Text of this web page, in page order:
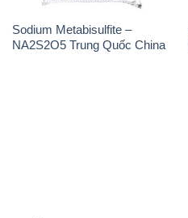
Sodium Metabisulfite –
NA2S2O5 Trung Quốc China